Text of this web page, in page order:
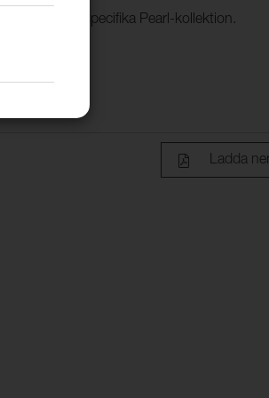
på denna specifika Pearl-kollektion.
Ladda